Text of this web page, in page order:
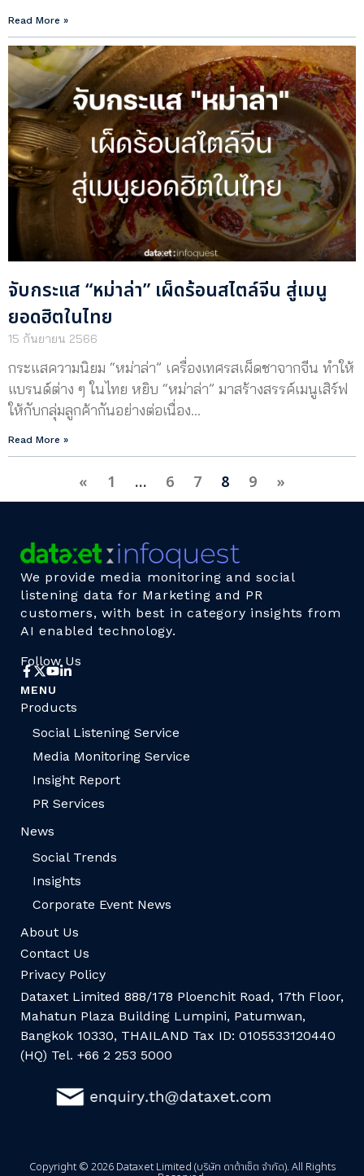
Read More »
จับกระแส “หม่าล่า” เผ็ดร้อนสไตล์จีน สู่เมนู
ยอดฮิตในไทย
15 กันยายน 2566
กระแสความนิยม “หม่าล่า” เครื่องเทศรสเผ็ดชาจากจีน ทำให้
แบรนด์ต่าง ๆ ในไทย หยิบ “หม่าล่า” มาสร้างสรรค์เมนูเสิร์ฟ
ให้กับกลุ่มลูกค้ากันอย่างต่อเนื่อง…
Read More »
« 1 … 6 7 8 9 »
We provide media monitoring and social
listening data for Marketing and PR
customers, with best in category insights from
AI enabled technology.
Follow Us
MENU
Products
Social Listening Service
Media Monitoring Service
Insight Report
PR Services
News
Social Trends
Insights
Corporate Event News
About Us
Contact Us
Privacy Policy
Dataxet Limited 888/178 Ploenchit Road, 17th Floor,
Mahatun Plaza Building Lumpini, Patumwan,
Bangkok 10330, THAILAND Tax ID: 0105533120440
(HQ) Tel. +66 2 253 5000
Copyright © 2026 Dataxet Limited (บริษัท ดาต้าเซ็ต จำกัด). All Rights